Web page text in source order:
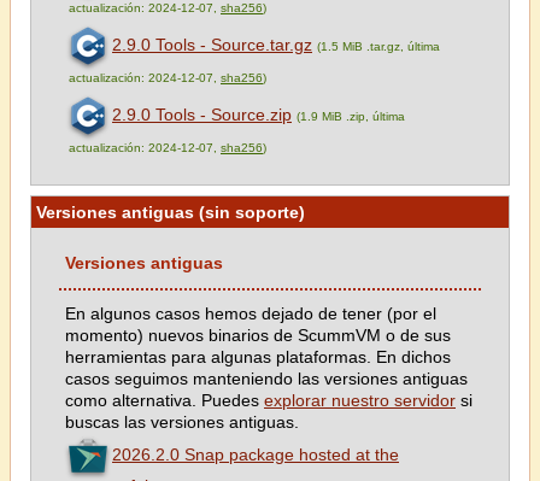
actualización: 2024-12-07, sha256)
2.9.0 Tools - Source.tar.gz (1.5 MiB .tar.gz, última
actualización: 2024-12-07, sha256)
2.9.0 Tools - Source.zip (1.9 MiB .zip, última
actualización: 2024-12-07, sha256)
Versiones antiguas (sin soporte)
Versiones antiguas
En algunos casos hemos dejado de tener (por el
momento) nuevos binarios de ScummVM o de sus
herramientas para algunas plataformas. En dichos
casos seguimos manteniendo las versiones antiguas
como alternativa. Puedes explorar nuestro servidor si
buscas las versiones antiguas.
2026.2.0 Snap package hosted at the